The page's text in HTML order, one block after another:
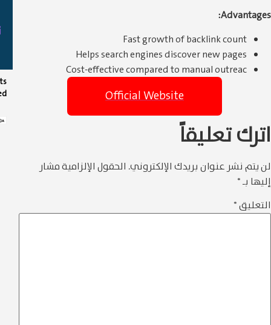
Fast
Helps search
Cost-effective
الحقول الإلزامية مشار
Reserved
Development